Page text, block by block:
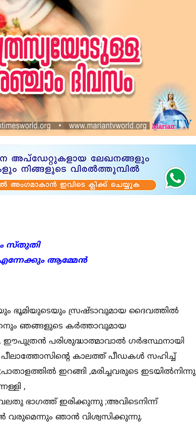
സ്തുതി
ആമ്മേൻ
ഭൂമിയുടെയും സ്രഷ്ടാവുമായ ദൈവത്തില്‍
ഞങ്ങളുടെ കര്‍ത്താവുമായ
പരിശുദ്ധാത്മാവാല്‍ ഗര്‍ഭസ്ഥനായി
കാലത്ത് പീഡകള്‍ സഹിച്ച്
ഇറങ്ങി ,മരിച്ചവരുടെ ഇടയില്‍നിന്നു
,
ഭാഗത്ത് ഇരിക്കുന്നു ;അവിടെനിന്ന്
വരുമെന്നും ഞാന്‍ വിശ്വസിക്കുന്നു.